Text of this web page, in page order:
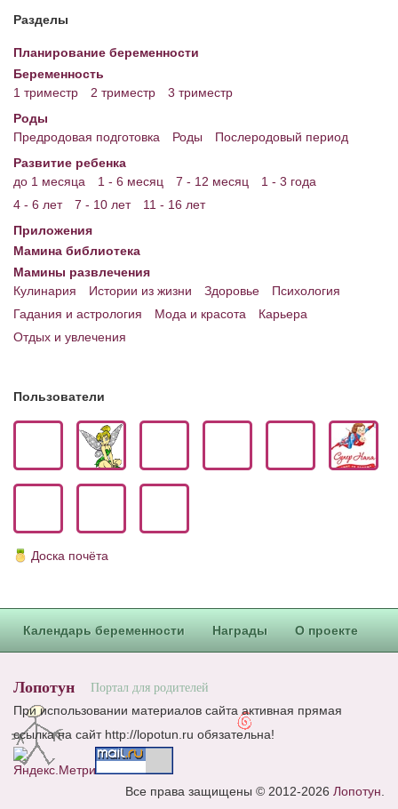
Разделы
Планирование беременности
Беременность
1 триместр
2 триместр
3 триместр
Роды
Предродовая подготовка
Роды
Послеродовый период
Развитие ребенка
до 1 месяца
1 - 6 месяц 7 - 12 месяц
1 - 3 года
4 - 6 лет
7 - 10 лет
11 - 16 лет
Приложения
Мамина библиотека
Мамины развлечения
Кулинария
Истории из жизни Здоровье
Психология
Гадания и астрология
Мода и красота
Карьера
Отдых и увлечения
Пользователи
Доска почёта
Календарь беременности Награды О проекте
Лопотун Портал для родителей
При использовании материалов сайта активная прямая
ссылка на сайт http://lopotun.ru обязательна!
Все права защищены © 2012-2026 Лопотун